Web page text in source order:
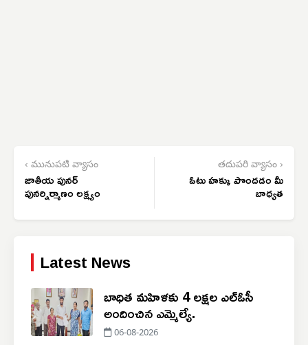
‹ మునుపటి వ్యాసం
జాతీయ పునర్
పునర్నిర్మాణం లక్ష్యం
తదుపరి వ్యాసం ›
ఓటు హక్కు పొందడం మీ
బాధ్యత
Latest News
బాధిత మహిళకు 4 లక్షల ఎల్ఓసీ
అందించిన ఎమ్మెల్యే.
06-08-2026